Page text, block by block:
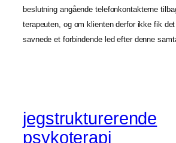
beslutning angående telefonkontakterne
terapeuten, og om klienten derfor ikke fik
savnede et forbindende led efter denne
jegstrukturerende
psykoterapi